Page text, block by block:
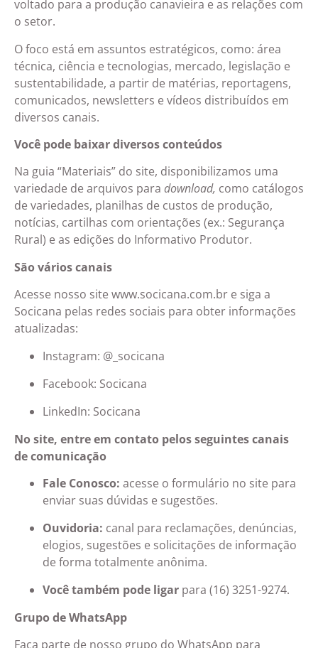
voltado para a produção canavieira e as relações com
o setor.
O foco está em assuntos estratégicos, como: área
técnica, ciência e tecnologias, mercado, legislação e
sustentabilidade, a partir de matérias, reportagens,
comunicados, newsletters e vídeos distribuídos em
diversos canais.
Você pode baixar diversos conteúdos
Na guia “Materiais” do site, disponibilizamos uma
variedade de arquivos para download, como catálogos
de variedades, planilhas de custos de produção,
notícias, cartilhas com orientações (ex.: Segurança
Rural) e as edições do Informativo Produtor.
São vários canais
Acesse nosso site www.socicana.com.br e siga a
Socicana pelas redes sociais para obter informações
atualizadas:
Instagram: @_socicana
Facebook: Socicana
LinkedIn: Socicana
No site, entre em contato pelos seguintes canais
de comunicação
Fale Conosco: acesse o formulário no site para
enviar suas dúvidas e sugestões.
Ouvidoria: canal para reclamações, denúncias,
elogios, sugestões e solicitações de informação
de forma totalmente anônima.
Você também pode ligar para (16) 3251-9274.
Grupo de WhatsApp
Faça parte de nosso grupo do WhatsApp para